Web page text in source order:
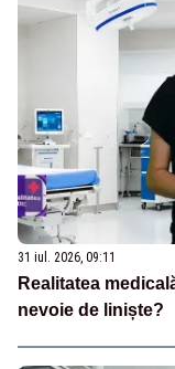
31 iul. 2026, 09:11
Realitatea
nevoie de liniște?